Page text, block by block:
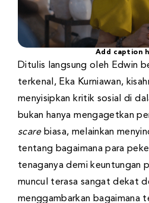
Add caption
Ditulis langsung oleh Edwin
terkenal, Eka Kurniawan,
menyisipkan kritik sosial di
bukan hanya mengagetkan
scare biasa, melainkan
tentang bagaimana para
tenaganya demi keuntungan
muncul terasa sangat dekat
menggambarkan bagaimana